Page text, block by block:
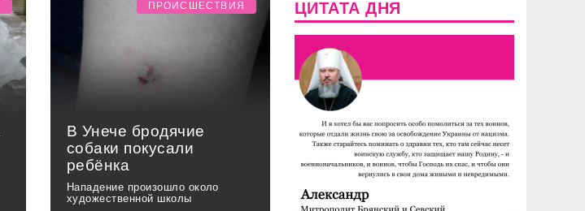
В Унече бродячие
собаки покусали
ребёнка
Нападение произошло около
художественной школы
ПРОИСШЕСТВИЯ ЦИТАТА ДНЯ